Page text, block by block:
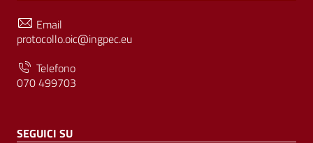
Email
protocollo.oic@ingpec.eu
Telefono
070 499703
SEGUICI SU